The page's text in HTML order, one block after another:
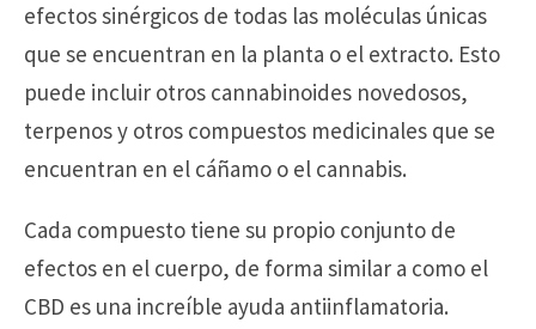
efectos sinérgicos de todas las moléculas únicas
que se encuentran en la planta o el extracto. Esto
puede incluir otros cannabinoides novedosos,
terpenos y otros compuestos medicinales que se
encuentran en el cáñamo o el cannabis.
Cada compuesto tiene su propio conjunto de
efectos en el cuerpo, de forma similar a como el
CBD es una increíble ayuda antiinflamatoria.